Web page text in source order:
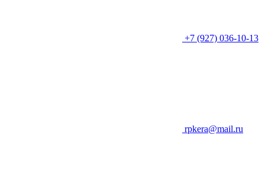
+7 (927) 036-10-13
rpkera@mail.ru